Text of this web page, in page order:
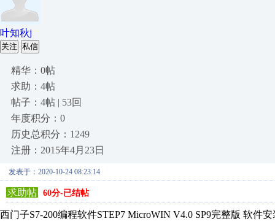
叶知秋j
关注 私信
精华：0帖
求助：4帖
帖子：4帖 | 53回
年度积分：0
历史总积分：1249
注册：2015年4月23日
发表于：2020-10-24 08:23:14
求助帖 60分-已结帖
西门子S7-200编程软件STEP7 MicroWIN V4.0 SP9完整版 软件